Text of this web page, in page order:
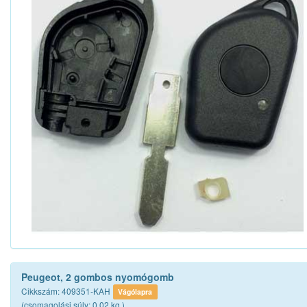
Peugeot, 2 gombos nyomógomb
Cikkszám: 409351-KAH Vágólapra
(csomagolási súly: 0.02 kg.)